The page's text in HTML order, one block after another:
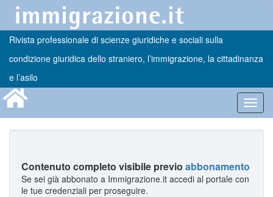
Rivista professionale di scienze giuridiche e sociali sulla
condizione giuridica dello straniero, l’immigrazione, la cittadinanza
e l’asilo
Contenuto completo visibile previo abbonamento
Se sei già abbonato a Immigrazione.it accedi al portale con
le tue credenziali per proseguire.